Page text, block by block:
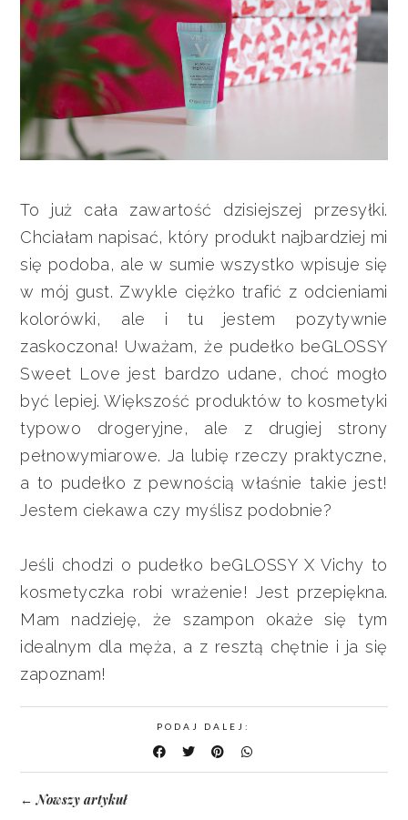
To już cała zawartość dzisiejszej przesyłki.
Chciałam napisać, który produkt najbardziej mi
się podoba, ale w sumie wszystko wpisuje się
w mój gust. Zwykle ciężko trafić z odcieniami
kolorówki, ale i tu jestem pozytywnie
zaskoczona! Uważam, że pudełko beGLOSSY
Sweet Love jest bardzo udane, choć mogło
być lepiej. Większość produktów to kosmetyki
typowo drogeryjne, ale z drugiej strony
pełnowymiarowe. Ja lubię rzeczy praktyczne,
a to pudełko z pewnością właśnie takie jest!
Jestem ciekawa czy myślisz podobnie?
Jeśli chodzi o pudełko beGLOSSY X Vichy to
kosmetyczka robi wrażenie! Jest przepiękna.
Mam nadzieję, że szampon okaże się tym
idealnym dla męża, a z resztą chętnie i ja się
zapoznam!
PODAJ DALEJ:
←Nowszy artykuł